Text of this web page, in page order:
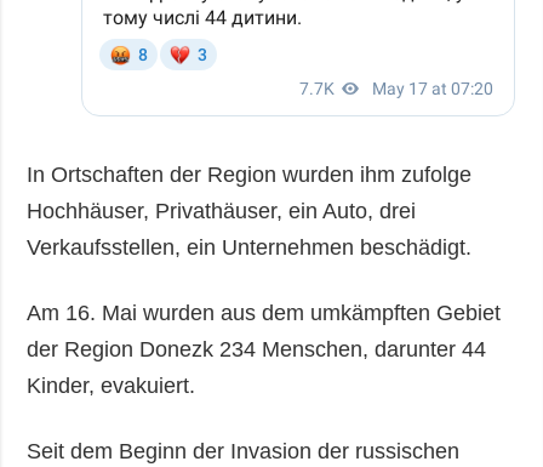
In Ortschaften der Region wurden ihm zufolge
Hochhäuser, Privathäuser, ein Auto, drei
Verkaufsstellen, ein Unternehmen beschädigt.
Am 16. Mai wurden aus dem umkämpften Gebiet
der Region Donezk 234 Menschen, darunter 44
Kinder, evakuiert.
Seit dem Beginn der Invasion der russischen